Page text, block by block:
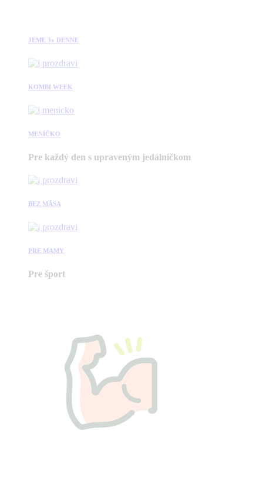
JEME 3x DENNE
KOMBI WEEK
MENÍČKO
Pre každý den s upraveným jedálničkom
BEZ MÄSA
PRE MAMY
Pre šport